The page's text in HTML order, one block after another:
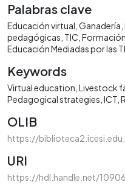
Palabras clave
Educación virtual Ganadería
pedagógicas TIC
Educación Mediadas por las
Keywords
Virtual education Livestock
Pedagogical strategies ICT
OLIB
https://
URI
https://hdl.handle.net/